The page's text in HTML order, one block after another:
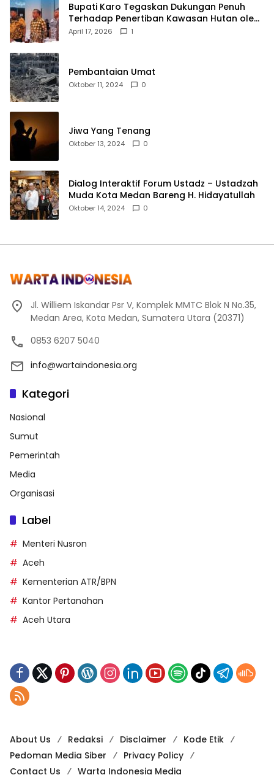
Bupati Karo Tegaskan Dukungan Penuh
Terhadap Penertiban Kawasan Hutan oleh
Pemerintah Pusat
April 17, 2026 1
Pembantaian Umat
Oktober 11, 2024 0
Jiwa Yang Tenang
Oktober 13, 2024 0
Dialog Interaktif Forum Ustadz – Ustadzah
Muda Kota Medan Bareng H. Hidayatullah
Oktober 14, 2024 0
Jl. Williem Iskandar Psr V, Komplek MMTC Blok N No.35,
Medan Area, Kota Medan, Sumatera Utara (20371)
0853 6207 5040
info@wartaindonesia.org
Kategori
Nasional
Sumut
Pemerintah
Media
Organisasi
Label
Menteri Nusron
Aceh
Kementerian ATR/BPN
Kantor Pertanahan
Aceh Utara
About Us Redaksi Disclaimer
Kode Etik
Pedoman Media Siber
Privacy Policy
Contact Us
Warta Indonesia Media